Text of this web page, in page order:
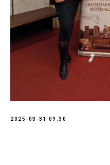
2025-03-31 09:30